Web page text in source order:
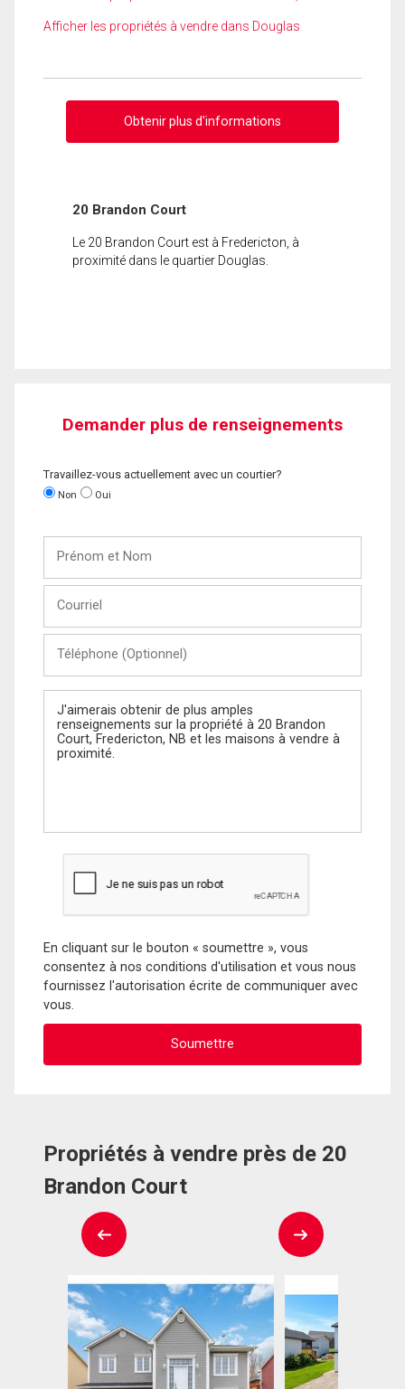
Afficher les propriétés à vendre dans Douglas
Obtenir plus d'informations
20 Brandon Court
Le 20 Brandon Court est à Fredericton, à
proximité dans le quartier Douglas.
Demander plus de renseignements
Travaillez-vous actuellement avec un courtier?
Non Oui
Nom
(Optionnel)
Message
En cliquant sur le bouton « soumettre », vous
consentez à nos conditions d'utilisation et vous nous
fournissez l'autorisation écrite de communiquer avec
vous.
Propriétés à vendre près de 20
Brandon Court